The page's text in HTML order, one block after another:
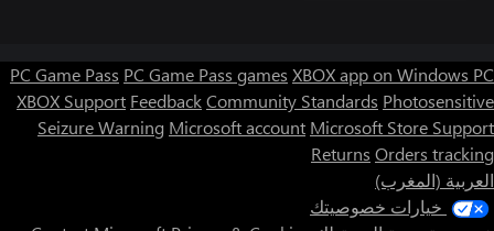
PC Game Pass PC Game Pass games XBOX app on Windows PC
XBOX Support FeedbackCommunity Standards Photosensitive
Seizure Warning Microsoft account Microsoft Store Support
Returns Orders tracking
العربية (المغرب)
خيارات خصوصيتك